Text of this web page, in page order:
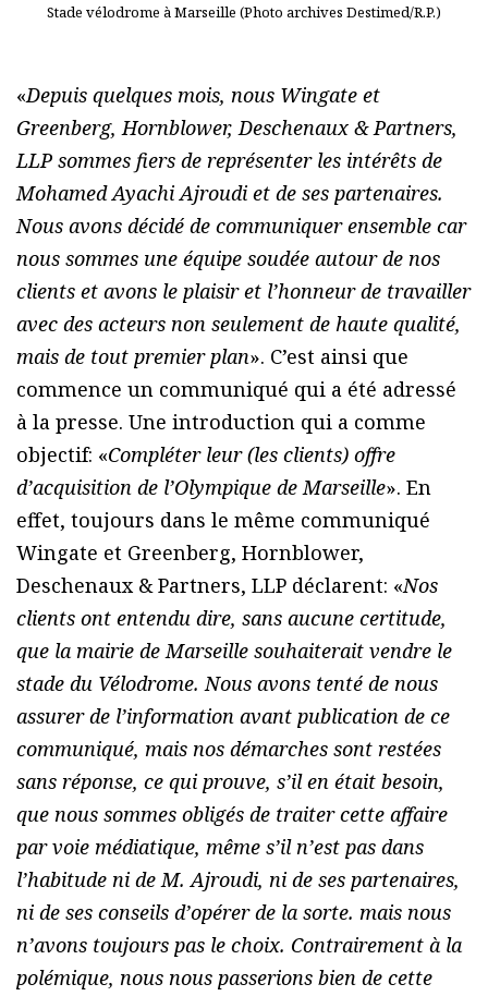
Stade vélodrome à Marseille (Photo archives Destimed/R.P.)
«Depuis quelques mois, nous Wingate et
Greenberg, Hornblower, Deschenaux & Partners,
LLP sommes fiers de représenter les intérêts de
Mohamed Ayachi Ajroudi et de ses partenaires.
Nous avons décidé de communiquer ensemble car
nous sommes une équipe soudée autour de nos
clients et avons le plaisir et l’honneur de travailler
avec des acteurs non seulement de haute qualité,
mais de tout premier plan». C’est ainsi que
commence un communiqué qui a été adressé
à la presse. Une introduction qui a comme
objectif: «Compléter leur (les clients) offre
d’acquisition de l’Olympique de Marseille». En
effet, toujours dans le même communiqué
Wingate et Greenberg, Hornblower,
Deschenaux & Partners, LLP déclarent: «Nos
clients ont entendu dire, sans aucune certitude,
que la mairie de Marseille souhaiterait vendre le
stade du Vélodrome. Nous avons tenté de nous
assurer de l’information avant publication de ce
communiqué, mais nos démarches sont restées
sans réponse, ce qui prouve, s’il en était besoin,
que nous sommes obligés de traiter cette affaire
par voie médiatique, même s’il n’est pas dans
l’habitude ni de M. Ajroudi, ni de ses partenaires,
ni de ses conseils d’opérer de la sorte. mais nous
n’avons toujours pas le choix. Contrairement à la
polémique, nous nous passerions bien de cette